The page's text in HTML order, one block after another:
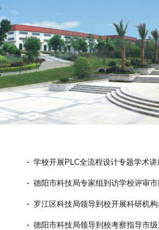
· 学校开展PLC全流程设计专题学术讲
· 德阳市科技局专家组到访学校评审
· 罗江区科技局领导到校开展科研机
· 德阳市科技局领导到校考察指导市